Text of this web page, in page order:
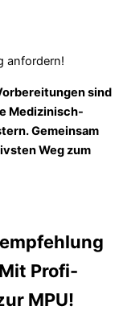
anfordern!
sind
Medizinisch-
Gemeinsam
Weg zum
Profi-
MPU!